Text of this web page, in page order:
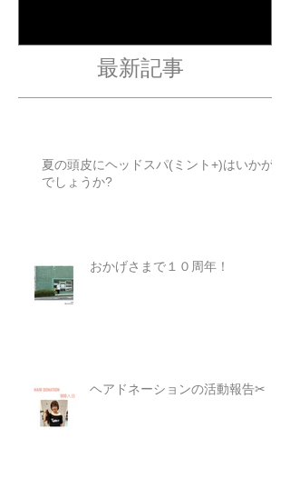
最新記事
夏の頭皮にヘッドスパ(ミント+)はいかが
でしょうか?
おかげさまで１０周年！
ヘアドネーションの活動報告✂︎